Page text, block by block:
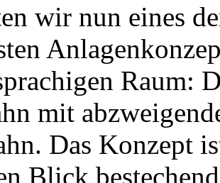
wir nun eines
Raum:
mit
Das Konzept
Blick